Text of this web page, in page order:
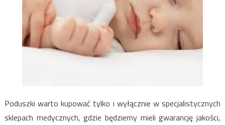
Poduszki warto kupować tylko i wyłącznie w specjalistycznych
sklepach medycznych, gdzie będziemy mieli gwarancję jakości,